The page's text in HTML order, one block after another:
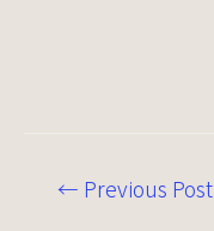
← Previous Post